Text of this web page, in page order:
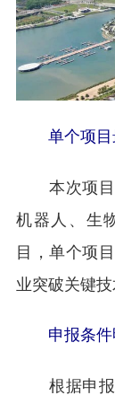
单个项
本次项目
机器人、生
目，单个项
业突破关键技
申报条
根据申报